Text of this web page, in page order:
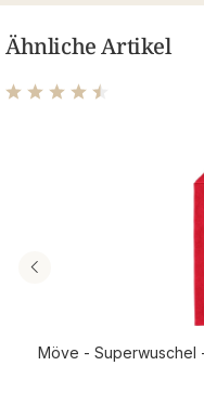
Ähnliche Artikel
Durchschnittliche
Möve - Superwuschel